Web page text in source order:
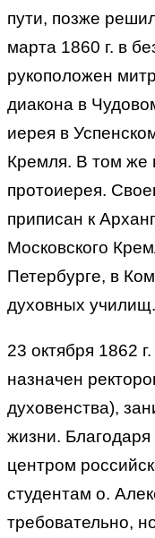
пути, позже
марта 1860 г. в
рукоположен
диакона в
иерея в
Кремля. В том же
протоиерея.
приписан к
Московского
Петербурге, в
духовных училищ.
23 октября 1862
назначен
духовенства),
жизни.
центром
студентам о.
требовательно,